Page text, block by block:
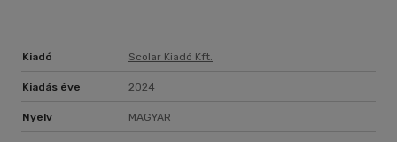
Kiadó Scolar Kiadó Kft.
Kiadás éve 2024
Nyelv MAGYAR